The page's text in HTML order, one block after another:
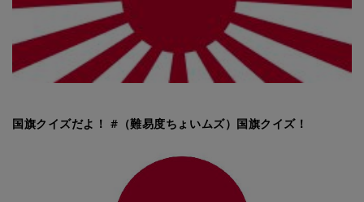
国旗クイズだよ！ #（難易度ちょいムズ）国旗クイズ！